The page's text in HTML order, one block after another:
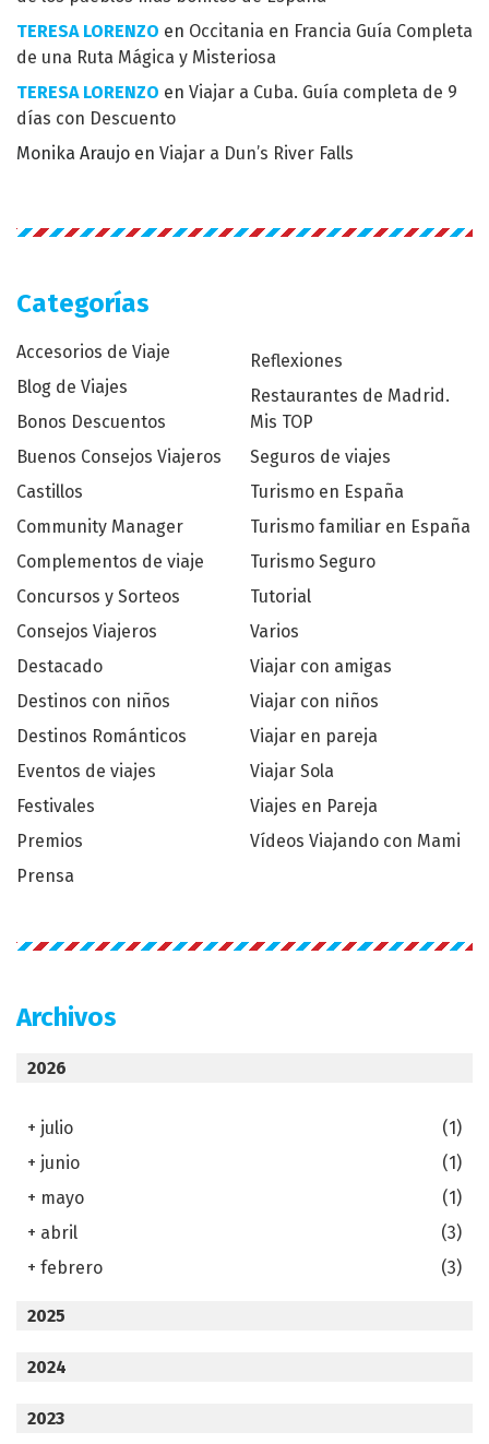
TERESA LORENZO en Occitania en Francia Guía Completa
de una Ruta Mágica y Misteriosa
TERESA LORENZO en Viajar a Cuba. Guía completa de 9
días con Descuento
Monika Araujo en Viajar a Dun’s River Falls
Categorías
Accesorios de Viaje
Blog de Viajes
Bonos Descuentos
Buenos Consejos Viajeros
Castillos
Community Manager
Complementos de viaje
Concursos y Sorteos
Consejos Viajeros
Destacado
Destinos con niños
Destinos Románticos
Eventos de viajes
Festivales
Premios
Prensa
Reflexiones
Restaurantes de Madrid.
Mis TOP
Seguros de viajes
Turismo en España
Turismo familiar en España
Turismo Seguro
Tutorial
Varios
Viajar con amigas
Viajar con niños
Viajar en pareja
Viajar Sola
Viajes en Pareja
Vídeos Viajando con Mami
Archivos
2026
+ julio
(1)
+ junio
(1)
+ mayo
(1)
+ abril
(3)
+ febrero (3)
2025
2024
2023